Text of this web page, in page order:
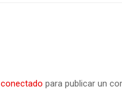
conectado para publicar un